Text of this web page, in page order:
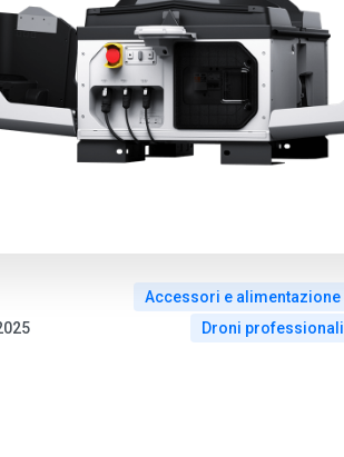
Accessori e alimentazione
Droni professionali